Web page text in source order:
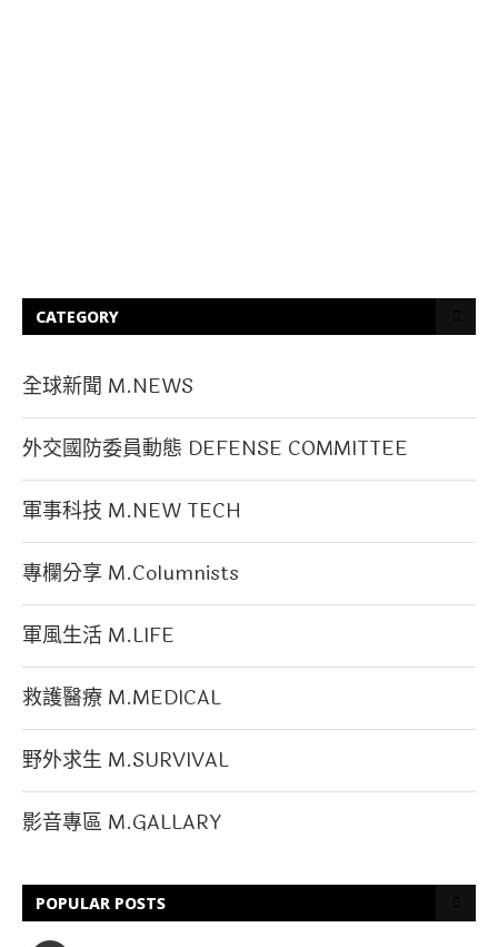
CATEGORY
全球新聞 M.NEWS
外交國防委員動態 DEFENSE COMMITTEE
軍事科技 M.NEW TECH
專欄分享 M.Columnists
軍風生活 M.LIFE
救護醫療 M.MEDICAL
野外求生 M.SURVIVAL
影音專區 M.GALLARY
POPULAR POSTS